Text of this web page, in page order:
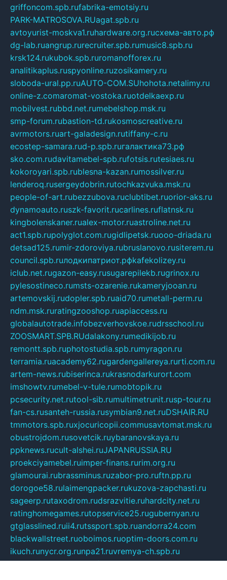
griffoncom.spb.rufabrika-emotsiy.ru
PARK-MATROSOVA.RUagat.spb.ru
avtoyurist-moskva1.ruhardware.org.ruсхема-авто.рф
dg-lab.ruangrup.rurecruiter.spb.rumusic8.spb.ru
krsk124.rukubok.spb.ruromanofforex.ru
analitikaplus.ruspyonline.ruzosikamery.ru
sloboda-ural.pp.ruAUTO-COM.SUhohota.netalimy.ru
online-z.comaromat-vostoka.ruotdelkaexp.ru
mobilvest.rubbd.net.rumebelshop.msk.ru
smp-forum.rubastion-td.rukosmoscreative.ru
avrmotors.ruart-galadesign.rutiffany-c.ru
ecostep-samara.rud-p.spb.ruгалактика73.рф
sko.com.rudavitamebel-spb.rufotsis.rutesiaes.ru
kokoroyari.spb.rublesna-kazan.rumossilver.ru
lenderoq.rusergeydobrin.rutochkazvuka.msk.ru
people-of-art.rubezzubova.ruclubtibet.ruorior-aks.ru
dynamoauto.ruszk-favorit.rucarlines.ruflatnsk.ru
kingbolenskaner.rualex-motor.ruastroline.net.ru
act1.spb.rupolyglot.com.rugidlipetsk.ruooo-driada.ru
detsad125.rumir-zdoroviya.rubruslanovo.rusiterem.ru
council.spb.ruлодкипатриот.рфkafekolizey.ru
iclub.net.rugazon-easy.rusugarepilekb.rugrinox.ru
pylesostineco.rumsts-ozarenie.rukameryjooan.ru
artemovskij.rudopler.spb.ruaid70.rumetall-perm.ru
ndm.msk.ruratingzooshop.ruapiaccess.ru
globalautotrade.infobezverhovskoe.rudrsschool.ru
ZOOSMART.SPB.RUdalakony.rumedikijob.ru
remontt.spb.ruphotostudia.spb.rumyragon.ru
terramia.ruacademy62.rugardengallereya.rurti.com.ru
artem-news.rubiserinca.rukrasnodarkurort.com
imshowtv.rumebel-v-tule.rumobtopik.ru
pcsecurity.net.rutool-sib.rumultimetrunit.rusp-tour.ru
fan-cs.rusanteh-russia.rusymbian9.net.ruDSHAIR.RU
tmmotors.spb.ruxjocuricopii.commusavtomat.msk.ru
obustrojdom.rusovetcik.ruybaranovskaya.ru
ppknews.rucult-alshei.ruJAPANRUSSIA.RU
proekciyamebel.ruimper-finans.rurim.org.ru
glamourai.rubrassminus.ruzabor-pro.ruftn.pp.ru
dorogoe58.rulaimengpacker.rukuzova-zapchasti.ru
sageerp.rutaxodrom.rudsrazvitie.ruhardcity.net.ru
ratinghomegames.rutopservice25.rugubernyan.ru
gtglasslined.ruii4.rutssport.spb.ruandorra24.com
blackwallstreet.ruoboimos.ruoptim-doors.com.ru
ikuch.runycr.org.runpa21.ruvremya-ch.spb.ru
desert000.ruivtorgi.ruifiori.rucatalog-statei.ru